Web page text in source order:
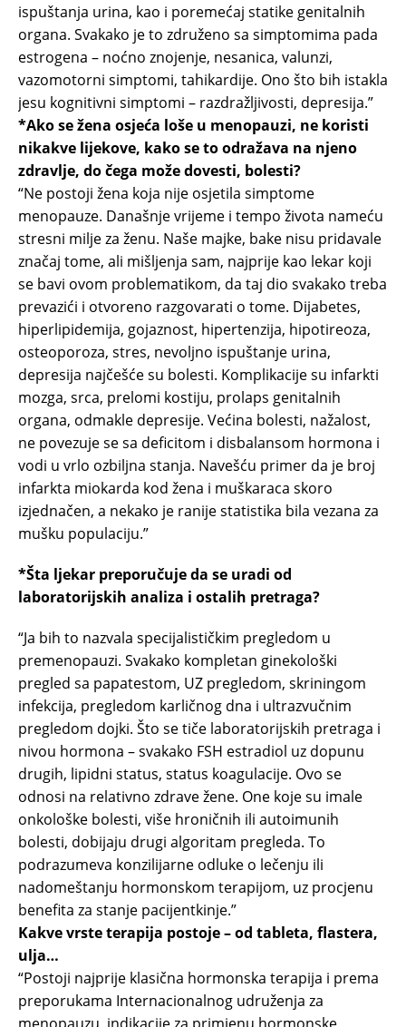
ispuštanja urina, kao i poremećaj statike genitalnih
organa. Svakako je to združeno sa simptomima pada
estrogena – noćno znojenje, nesanica, valunzi,
vazomotorni simptomi, tahikardije. Ono što bih istakla
jesu kognitivni simptomi – razdražljivosti, depresija.”
*Ako se žena osjeća loše u menopauzi, ne koristi
nikakve lijekove, kako se to odražava na njeno
zdravlje, do čega može dovesti, bolesti?
“Ne postoji žena koja nije osjetila simptome
menopauze. Današnje vrijeme i tempo života nameću
stresni milje za ženu. Naše majke, bake nisu pridavale
značaj tome, ali mišljenja sam, najprije kao lekar koji
se bavi ovom problematikom, da taj dio svakako treba
prevazići i otvoreno razgovarati o tome. Dijabetes,
hiperlipidemija, gojaznost, hipertenzija, hipotireoza,
osteoporoza, stres, nevoljno ispuštanje urina,
depresija najčešće su bolesti. Komplikacije su infarkti
mozga, srca, prelomi kostiju, prolaps genitalnih
organa, odmakle depresije. Većina bolesti, nažalost,
ne povezuje se sa deficitom i disbalansom hormona i
vodi u vrlo ozbiljna stanja. Navešću primer da je broj
infarkta miokarda kod žena i muškaraca skoro
izjednačen, a nekako je ranije statistika bila vezana za
mušku populaciju.”
*Šta ljekar preporučuje da se uradi od
laboratorijskih analiza i ostalih pretraga?
“Ja bih to nazvala specijalističkim pregledom u
premenopauzi. Svakako kompletan ginekološki
pregled sa papatestom, UZ pregledom, skriningom
infekcija, pregledom karličnog dna i ultrazvučnim
pregledom dojki. Što se tiče laboratorijskih pretraga i
nivou hormona – svakako FSH estradiol uz dopunu
drugih, lipidni status, status koagulacije. Ovo se
odnosi na relativno zdrave žene. One koje su imale
onkološke bolesti, više hroničnih ili autoimunih
bolesti, dobijaju drugi algoritam pregleda. To
podrazumeva konzilijarne odluke o lečenju ili
nadomeštanju hormonskom terapijom, uz procjenu
benefita za stanje pacijentkinje.”
Kakve vrste terapija postoje – od tableta, flastera,
ulja…
“Postoji najprije klasična hormonska terapija i prema
preporukama Internacionalnog udruženja za